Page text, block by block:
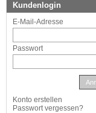
Kundenlogin
E-Mail-Adresse
Passwort
Konto erstellen
Passwort vergessen?